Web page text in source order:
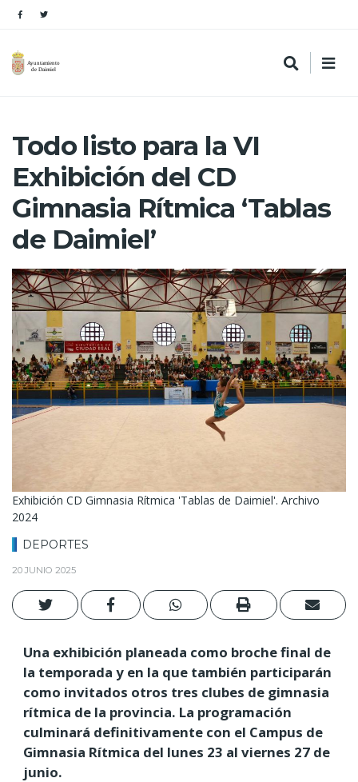
Todo listo para la VI
Exhibición del CD
Gimnasia Rítmica ‘Tablas
de Daimiel’
Exhibición CD Gimnasia Rítmica 'Tablas de Daimiel'. Archivo
2024
DEPORTES
20 JUNIO 2025
Una exhibición planeada como broche final de
la temporada y en la que también participarán
como invitados otros tres clubes de gimnasia
rítmica de la provincia. La programación
culminará definitivamente con el Campus de
Gimnasia Rítmica del lunes 23 al viernes 27 de
junio.